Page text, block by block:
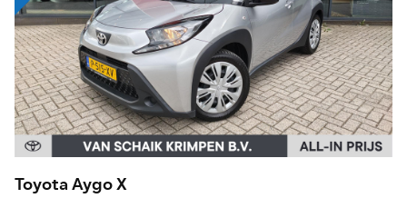
Toyota Aygo X